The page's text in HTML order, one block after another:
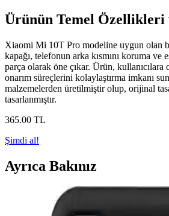
Ürünün Temel Özellikleri
Xiaomi Mi 10T Pro modeline uygun olan
kapağı, telefonun arka kısmını koruma ve
parça olarak öne çıkar. Ürün, kullanıcılara
onarım süreçlerini kolaylaştırma imkanı
malzemelerden üretilmiştir olup, orijinal
tasarlanmıştır.
365.00 TL
Şimdi al!
Ayrıca Bakınız
Akıllı Telefonlarda Temassız